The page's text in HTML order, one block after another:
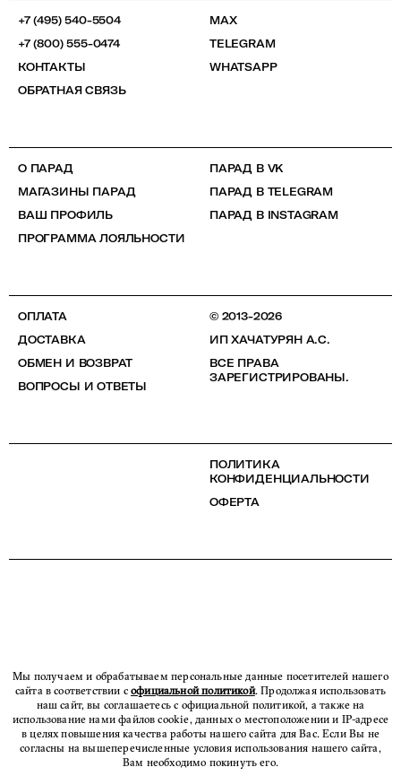
+7 (495) 540-5504
+7 (800) 555-0474
КОНТАКТЫ
ОБРАТНАЯ СВЯЗЬ
MAX
TELEGRAM
WHATSAPP
О ПАРАД
МАГАЗИНЫ ПАРАД
ВАШ ПРОФИЛЬ
ПРОГРАММА ЛОЯЛЬНОСТИ
ПАРАД В VK
ПАРАД В TELEGRAM
ПАРАД В INSTAGRAM
ОПЛАТА
ДОСТАВКА
ОБМЕН И ВОЗВРАТ
ВОПРОСЫ И ОТВЕТЫ
© 2013-2026
ИП ХАЧАТУРЯН А.С.
ВСЕ ПРАВА
ЗАРЕГИСТРИРОВАНЫ.
ПОЛИТИКА
КОНФИДЕНЦИАЛЬНОСТИ
ОФЕРТА
Мы получаем и обрабатываем персональные данные посетителей нашего
сайта в соответствии софициальной политикой. Продолжая использовать
наш сайт, вы соглашаетесь с официальной политикой, а также на
использование нами файлов cookie, данных о местоположении и IP-адресе
в целях повышения качества работы нашего сайта для Вас. Если Вы не
согласны на вышеперечисленные условия использования нашего сайта,
Вам необходимо покинуть его.